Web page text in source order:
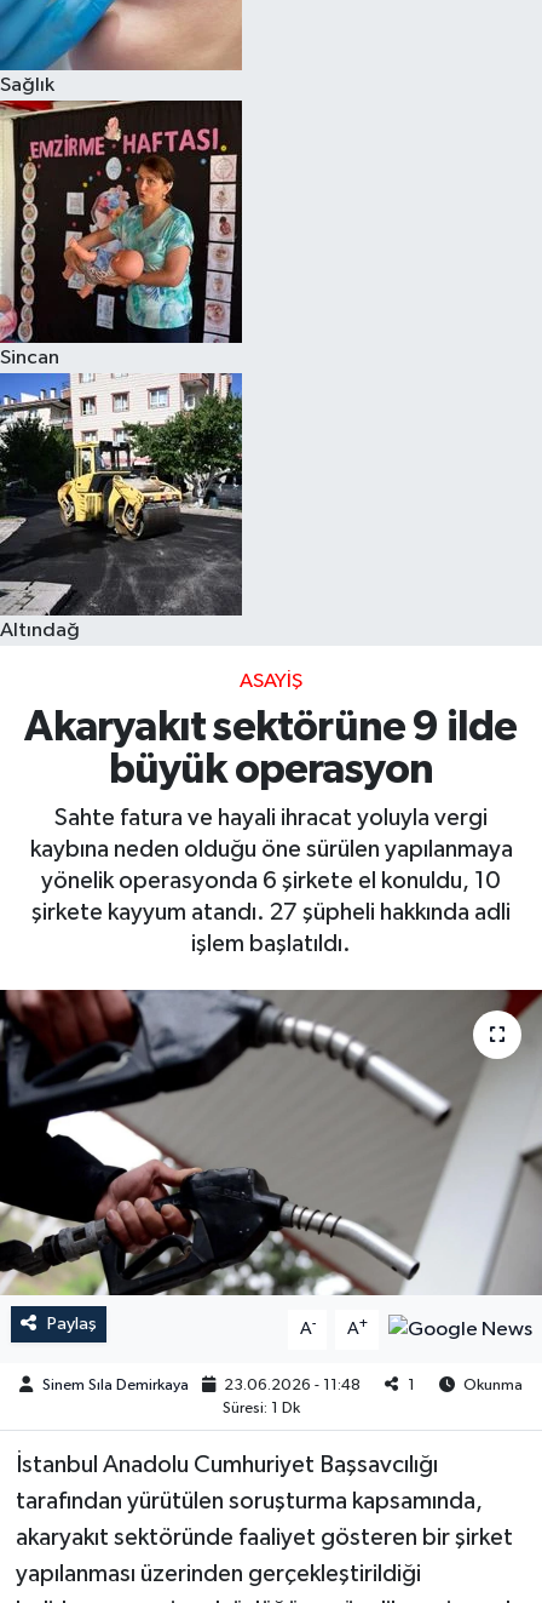
Sağlık
Sincan
Altındağ
ASAYIŞ
Akaryakıt sektörüne 9 ilde
büyük operasyon
Sahte fatura ve hayali ihracat yoluyla vergi
kaybına neden olduğu öne sürülen yapılanmaya
yönelik operasyonda 6 şirkete el konuldu, 10
şirkete kayyum atandı. 27 şüpheli hakkında adli
işlem başlatıldı.
Paylaş A- A+
Sinem Sıla Demirkaya 23.06.2026 - 11:48 1
Okunma
Süresi: 1 Dk
İstanbul Anadolu Cumhuriyet Başsavcılığı
tarafından yürütülen soruşturma kapsamında,
akaryakıt sektöründe faaliyet gösteren bir şirket
yapılanması üzerinden gerçekleştirildiği